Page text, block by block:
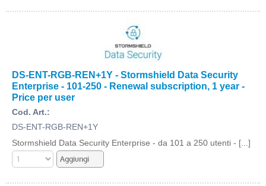
DS-ENT-RGB-REN+1Y - Stormshield Data Security
Enterprise - 101-250 - Renewal subscription, 1 year -
Price per user
Cod. Art.:
DS-ENT-RGB-REN+1Y
Stormshield Data Security Enterprise - da 101 a 250 utenti - [...]